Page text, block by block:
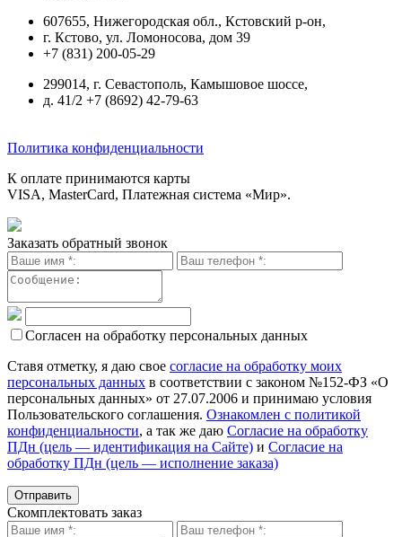
607655, Нижегородская обл., Кстовский р-он,
г. Кстово, ул. Ломоносова, дом 39
+7 (831) 200-05-29
299014, г. Севастополь, Камышовое шоссе,
д. 41/2 +7 (8692) 42-79-63
Политика конфиденциальности
К оплате принимаются карты
VISA, MasterCard, Платежная система «Мир».
Заказать обратный звонок
Согласен на обработку персональных данных
Ставя отметку, я даю свое согласие на обработку моих
персональных данных в соответствии с законом №152-ФЗ «О
персональных данных» от 27.07.2006 и принимаю условия
Пользовательского соглашения. Ознакомлен с политикой
конфиденциальности, а так же даю Согласие на обработку
ПДн (цель — идентификация на Сайте) и Согласие на
обработку ПДн (цель — исполнение заказа)
Скомплектовать заказ